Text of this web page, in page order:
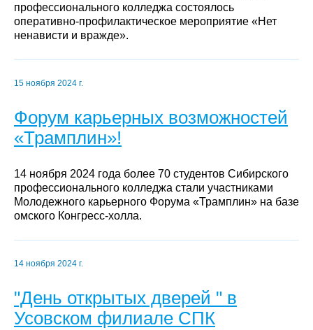
профессионального колледжа состоялось
оперативно-профилактическое мероприятие «Нет
ненависти и вражде».
15 ноября 2024 г.
Форум карьерных возможностей
«Трамплин»!
14 ноября 2024 года более 70 студентов Сибирского
профессионального колледжа стали участниками
Молодежного карьерного Форума «Трамплин» на базе
омского Конгресс-холла.
14 ноября 2024 г.
"День открытых дверей " в
Усовском филиале СПК